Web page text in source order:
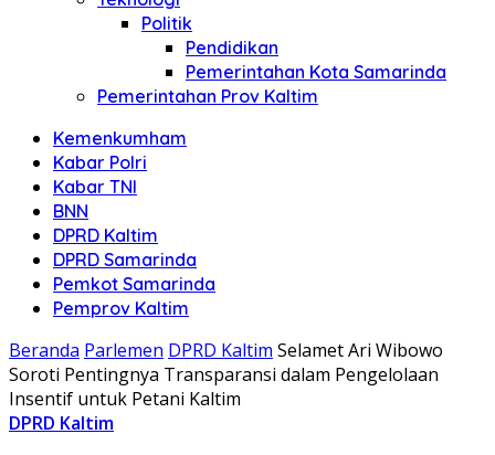
Politik
Pendidikan
Pemerintahan Kota Samarinda
Pemerintahan Prov Kaltim
Kemenkumham
Kabar Polri
Kabar TNI
BNN
DPRD Kaltim
DPRD Samarinda
Pemkot Samarinda
Pemprov Kaltim
Beranda Parlemen DPRD Kaltim Selamet Ari Wibowo
Soroti Pentingnya Transparansi dalam Pengelolaan
Insentif untuk Petani Kaltim
DPRD Kaltim